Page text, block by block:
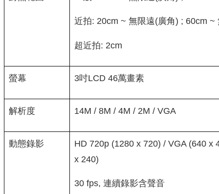
近拍: 20cm ~ 無限遠(廣角) ; 60cm ~
超近拍: 2cm
螢幕 3吋LCD 46萬畫素
解析度 14M / 8M / 4M / 2M / VGA
動態錄影
HD 720p (1280 x 720) / VGA (640 x
x 240)
30 fps, 連續錄影含聲音